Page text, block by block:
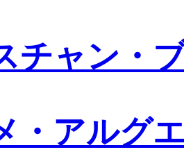
チャン・
・アルグ